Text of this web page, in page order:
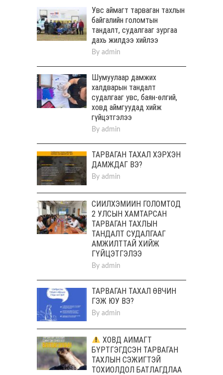
Увс аймагт тарваган тахлын
байгалийн голомтын
тандалт, судалгааг зургаа
дахь жилдээ хийлээ
By admin
Шумуулаар дамжих
халдварын тандалт
судалгааг увс, баян-өлгий,
ховд аймгуудад хийж
гүйцэтгэлээ
By admin
ТАРВАГАН ТАХАЛ ХЭРХЭН
ДАМЖДАГ ВЭ?
By admin
СИЙЛХЭМИЙН ГОЛОМТОД
2 УЛСЫН ХАМТАРСАН
ТАРВАГАН ТАХЛЫН
ТАНДАЛТ СУДАЛГААГ
АМЖИЛТТАЙ ХИЙЖ
ГҮЙЦЭТГЭЛЭЭ
By admin
ТАРВАГАН ТАХАЛ ӨВЧИН
ГЭЖ ЮУ ВЭ?
By admin
ХОВД АЙМАГТ
БҮРТГЭГДСЭН ТАРВАГАН
ТАХЛЫН СЭЖИГТЭЙ
ТОХИОЛДОЛ БАТЛАГДЛАА